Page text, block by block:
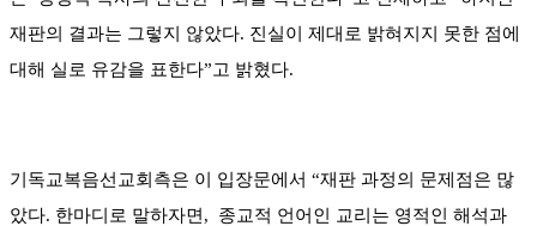
재판의 결과는 그렇지 않았다. 진실이 제대로 밝혀지지 못한 점에
대해 실로 유감을 표한다”고 밝혔다.
기독교복음선교회측은 이 입장문에서 “재판 과정의 문제점은 많
았다. 한마디로 말하자면, 종교적 언어인 교리는 영적인 해석과